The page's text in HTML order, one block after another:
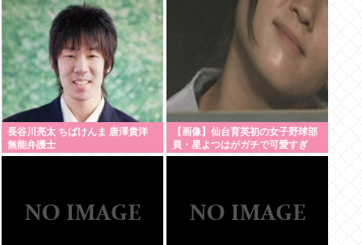
長谷川亮太 ちばけんま 唐澤貴洋
無能弁護士
【画像】仙台育英初の女子野球部
員・星よつはがガチで可愛すぎ
る！